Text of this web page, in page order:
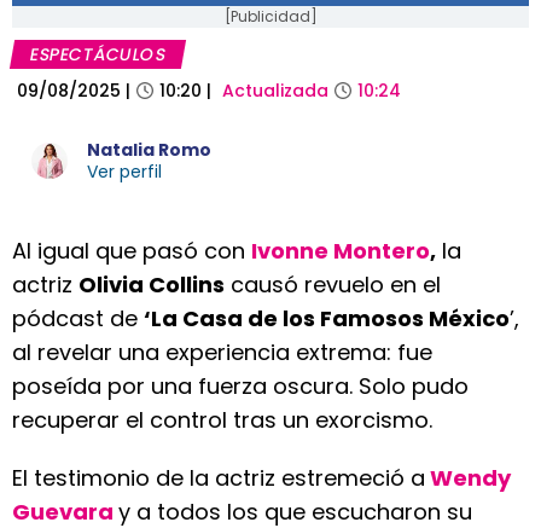
[Publicidad]
ESPECTÁCULOS
09/08/2025 | 10:20 | Actualizada 10:24
Natalia Romo
Ver perfil
Al igual que pasó con Ivonne Montero, la
actriz Olivia Collins causó revuelo en el
pódcast de ‘La Casa de los Famosos México’,
al revelar una experiencia extrema: fue
poseída por una fuerza oscura. Solo pudo
recuperar el control tras un exorcismo.
El testimonio de la actriz estremeció a Wendy
Guevara y a todos los que escucharon su